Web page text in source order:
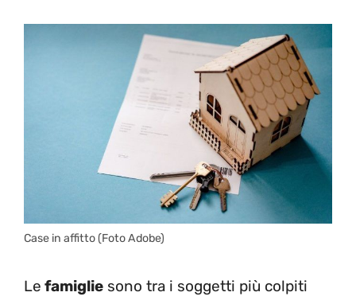
Case in affitto (Foto Adobe)
Le famiglie sono tra i soggetti più colpiti